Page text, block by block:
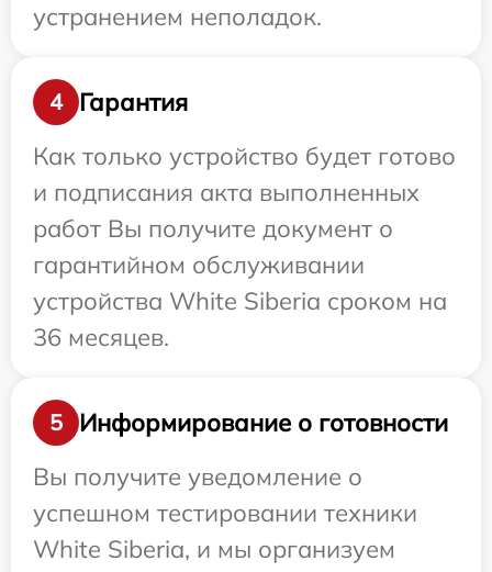
устранением неполадок.
4
Гарантия
Как только устройство будет готово
и подписания акта выполненных
работ Вы получите документ о
гарантийном обслуживании
устройства White Siberia сроком на
36 месяцев.
5
Информирование о готовности
Вы получите уведомление о
успешном тестировании техники
White Siberia, и мы организуем